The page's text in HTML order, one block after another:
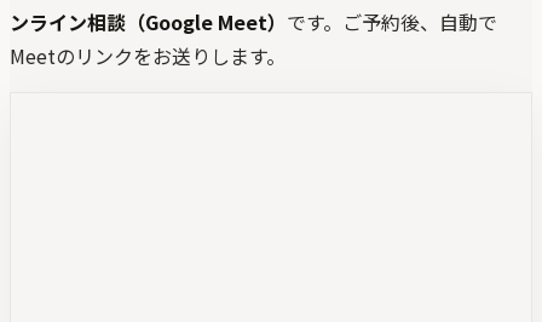
ンライン相談（Google Meet） です。ご予約後、自動で
Meetのリンクをお送りします。